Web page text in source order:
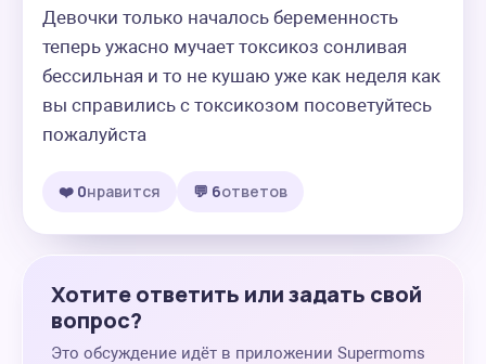
Девочки только началось беременность
теперь ужасно мучает токсикоз сонливая
бессильная и то не кушаю уже как неделя как
вы справились с токсикозом посоветуйтесь
пожалуйста
❤️ 0нравится 💬 6ответов
Хотите ответить или задать свой
вопрос?
Это обсуждение идёт в приложении Supermoms